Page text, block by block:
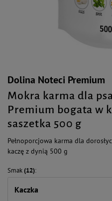
Dolina Noteci Premium
Mokra karma dla
Premium bogata w
saszetka 500 g
Pełnoporcjowa karma dla
kaczę z dynią 500 g
Smak(12)
Kaczka